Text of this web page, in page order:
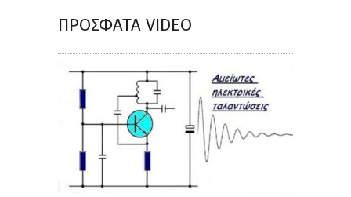
ΠΡΌΣΦΑΤΑ VIDEO